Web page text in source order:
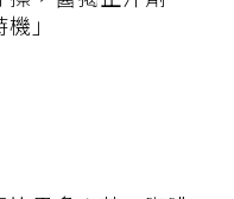
」